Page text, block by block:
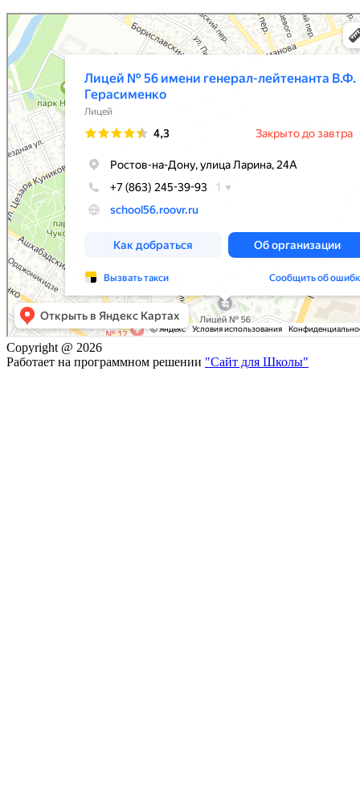
Copyright @ 2026
Работает на программном решении "Сайт для Школы"